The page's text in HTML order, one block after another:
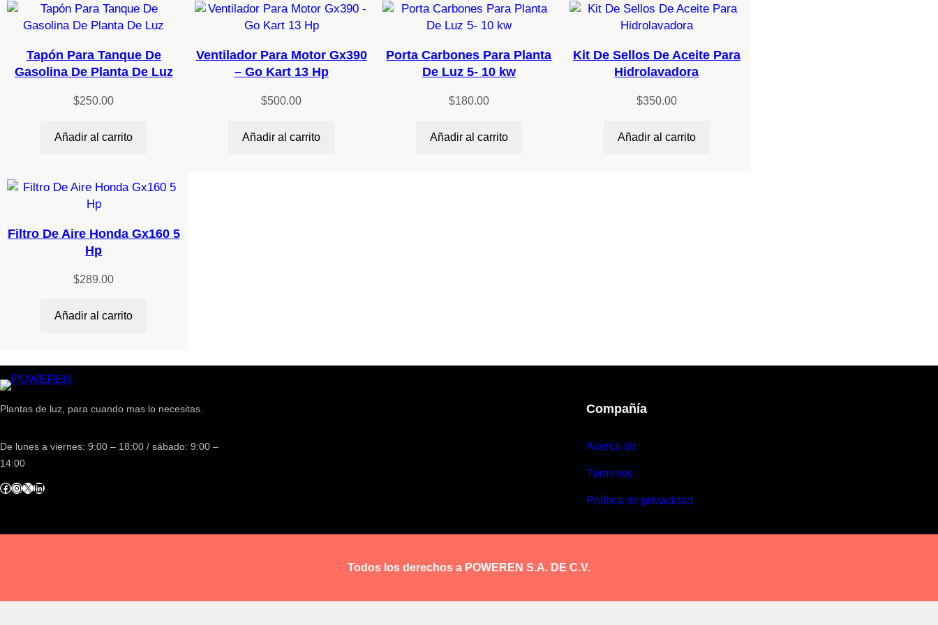
d
Tapón Para Tanque De
Gasolina De Planta De Luz
$250.00
Añadir al carrito
Ventilador Para Motor Gx390
– Go Kart 13 Hp
$500.00
Añadir al carrito
Porta Carbones Para Planta
De Luz 5- 10 kw
$180.00
Añadir al carrito
Kit De Sellos De Aceite Para
Hidrolavadora
$350.00
Añadir al carrito
Filtro De Aire Honda Gx160 5
Hp
$289.00
Añadir al carrito
Plantas de luz, para cuando mas lo necesitas.
De lunes a viernes: 9:00 – 18:00 / sábado: 9:00 –
14:00
Facebook InstagramX LinkedIn
Compañía
Acerca de
Términos
Política de privacidad
Todos los derechos a POWEREN S.A. DE C.V.